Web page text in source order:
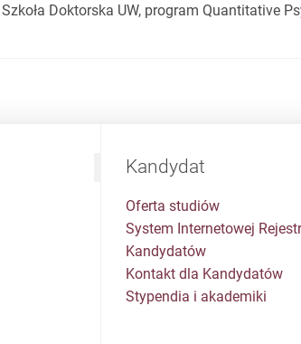
Doktorska UW, program Quantitative
Kandydat
Oferta studiów
System Internetowej
Kandydatów
Kontakt dla Kandydatów
Stypendia i akademiki